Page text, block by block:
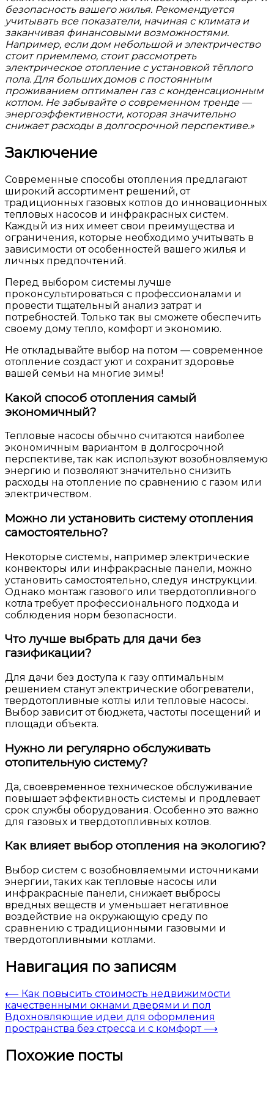
безопасность вашего жилья. Рекомендуется
учитывать все показатели, начиная с климата и
заканчивая финансовыми возможностями.
Например, если дом небольшой и электричество
стоит приемлемо, стоит рассмотреть
электрическое отопление с установкой тёплого
пола. Для больших домов с постоянным
проживанием оптимален газ с конденсационным
котлом. Не забывайте о современном тренде —
энергоэффективности, которая значительно
снижает расходы в долгосрочной перспективе.»
Заключение
Современные способы отопления предлагают
широкий ассортимент решений, от
традиционных газовых котлов до инновационных
тепловых насосов и инфракрасных систем.
Каждый из них имеет свои преимущества и
ограничения, которые необходимо учитывать в
зависимости от особенностей вашего жилья и
личных предпочтений.
Перед выбором системы лучше
проконсультироваться с профессионалами и
провести тщательный анализ затрат и
потребностей. Только так вы сможете обеспечить
своему дому тепло, комфорт и экономию.
Не откладывайте выбор на потом — современное
отопление создаст уют и сохранит здоровье
вашей семьи на многие зимы!
Какой способ отопления самый
экономичный?
Тепловые насосы обычно считаются наиболее
экономичным вариантом в долгосрочной
перспективе, так как используют возобновляемую
энергию и позволяют значительно снизить
расходы на отопление по сравнению с газом или
электричеством.
Можно ли установить систему отопления
самостоятельно?
Некоторые системы, например электрические
конвекторы или инфракрасные панели, можно
установить самостоятельно, следуя инструкции.
Однако монтаж газового или твердотопливного
котла требует профессионального подхода и
соблюдения норм безопасности.
Что лучше выбрать для дачи без
газификации?
Для дачи без доступа к газу оптимальным
решением станут электрические обогреватели,
твердотопливные котлы или тепловые насосы.
Выбор зависит от бюджета, частоты посещений и
площади объекта.
Нужно ли регулярно обслуживать
отопительную систему?
Да, своевременное техническое обслуживание
повышает эффективность системы и продлевает
срок службы оборудования. Особенно это важно
для газовых и твердотопливных котлов.
Как влияет выбор отопления на экологию?
Выбор систем с возобновляемыми источниками
энергии, таких как тепловые насосы или
инфракрасные панели, снижает выбросы
вредных веществ и уменьшает негативное
воздействие на окружающую среду по
сравнению с традиционными газовыми и
твердотопливными котлами.
Навигация по записям
⟵ Как повысить стоимость недвижимости
качественными окнами дверями и пол
Вдохновляющие идеи для оформления
пространства без стресса и с комфорт ⟶
Похожие посты